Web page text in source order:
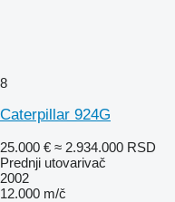
8
Caterpillar 924G
25.000 € ≈ 2.934.000 RSD
Prednji utovarivač
2002
12.000 m/č